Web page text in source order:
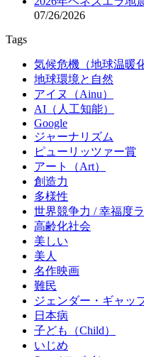
07/26/2026
Tags
気候危機（地球温暖
地球環境と自然
アイヌ（Ainu）
AI（人工知能）
Google
ジャーナリズム
ピューリッツァー賞
アート（Art）
創造力
多様性
世界競争力 / 幸福度
高齢化社会
美しい
美人
名作映画
難民
ジェンダー・ギャッ
日本病
子ども（Child）
いじめ